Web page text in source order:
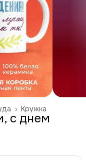
Кружка
›
с днем